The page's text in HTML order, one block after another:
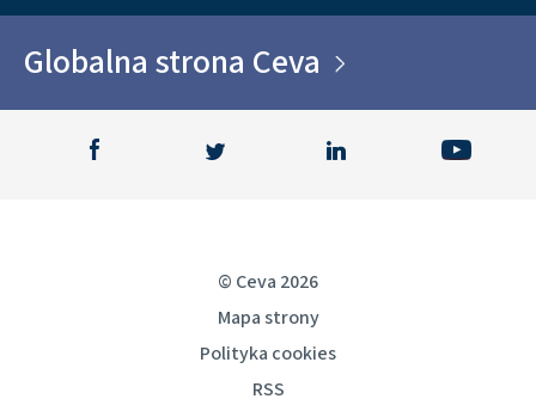
Globalna strona Ceva
© Ceva 2026
Mapa strony
Polityka cookies
RSS